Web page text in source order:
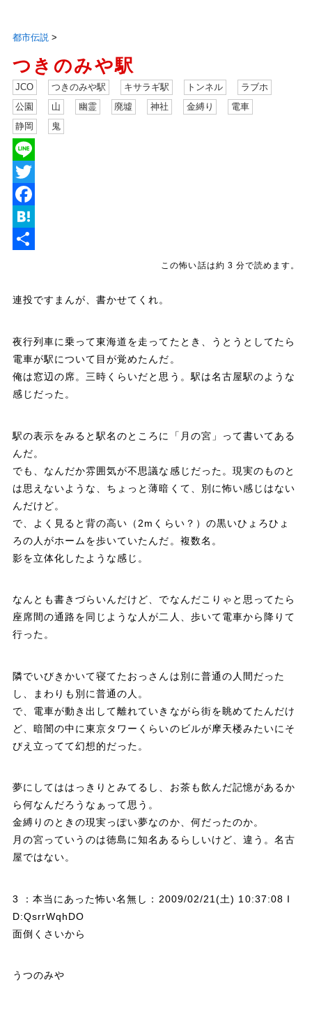
都市伝説>
つきのみや駅
JCO つきのみや駅 キサラギ駅 トンネル
ラブホ
公園
山 幽霊 廃墟 神社 金縛り
電車
静岡
鬼
L
e
T
w
e
a
b
k
H
e
この怖い話は約 3 分で読めます。
連投ですまんが、書かせてくれ。
夜行列車に乗って東海道を走ってたとき、うとうとしてたら
電車が駅について目が覚めたんだ。
俺は窓辺の席。三時くらいだと思う。駅は名古屋駅のような
感じだった。
駅の表示をみると駅名のところに「月の宮」って書いてある
んだ。
でも、なんだか雰囲気が不思議な感じだった。現実のものと
は思えないような、ちょっと薄暗くて、別に怖い感じはない
んだけど。
で、よく見ると背の高い（2mくらい？）の黒いひょろひょ
ろの人がホームを歩いていたんだ。複数名。
影を立体化したような感じ。
なんとも書きづらいんだけど、でなんだこりゃと思ってたら
座席間の通路を同じような人が二人、歩いて電車から降りて
行った。
隣でいびきかいて寝てたおっさんは別に普通の人間だった
し、まわりも別に普通の人。
で、電車が動き出して離れていきながら街を眺めてたんだけ
ど、暗闇の中に東京タワーくらいのビルが摩天楼みたいにそ
びえ立ってて幻想的だった。
夢にしてははっきりとみてるし、お茶も飲んだ記憶があるか
ら何なんだろうなぁって思う。
金縛りのときの現実っぽい夢なのか、何だったのか。
月の宮っていうのは徳島に知名あるらしいけど、違う。名古
屋ではない。
3 ：本当にあった怖い名無し：2009/02/21(土) 10:37:08 I
D:QsrrWqhDO
面倒くさいから
うつのみや